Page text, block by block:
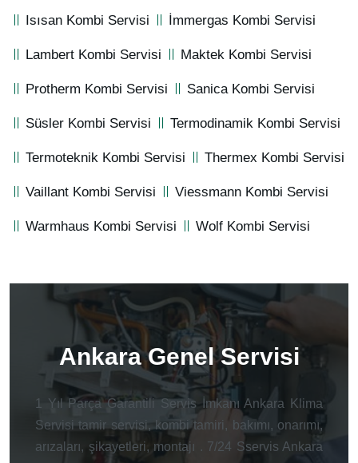
Isısan Kombi Servisi İmmergas Kombi Servisi
Lambert Kombi Servisi Maktek Kombi Servisi
Protherm Kombi Servisi Sanica Kombi Servisi
Süsler Kombi Servisi Termodinamik Kombi Servisi
Termoteknik Kombi Servisi Thermex Kombi Servisi
Vaillant Kombi Servisi Viessmann Kombi Servisi
Warmhaus Kombi Servisi Wolf Kombi Servisi
Ankara Genel Servisi
1 Yıl Parça Garantili Servis İmkanı Ankara Klima
Servisi tamir servisi, kombi tamiri, bakımı, onarımı,
arızaları, şikayetleri, montajı . 7/24 Sservis Ankara